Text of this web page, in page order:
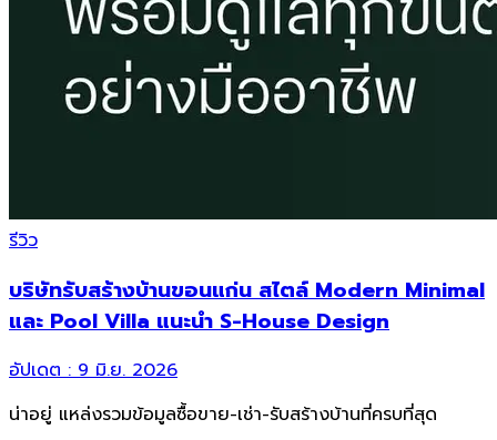
รีวิว
บริษัทรับสร้างบ้านขอนแก่น สไตล์ Modern Minimal
และ Pool Villa แนะนำ S-House Design
อัปเดต :9 มิ.ย. 2026
น่าอยู่ แหล่งรวมข้อมูลซื้อขาย-เช่า-รับสร้างบ้านที่ครบที่สุด